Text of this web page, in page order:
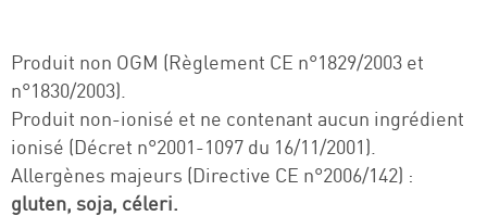
Produit non OGM (Règlement CE n°1829/2003 et
n°1830/2003).
Produit non-ionisé et ne contenant aucun ingrédient
ionisé (Décret n°2001-1097 du 16/11/2001).
Allergènes majeurs (Directive CE n°2006/142) :
gluten, soja, céleri.